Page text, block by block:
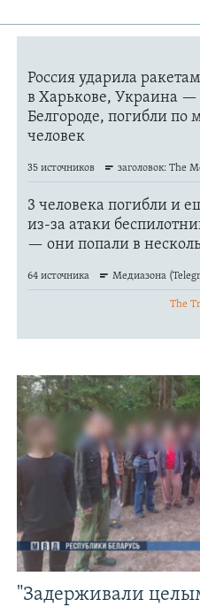
"Задерживали